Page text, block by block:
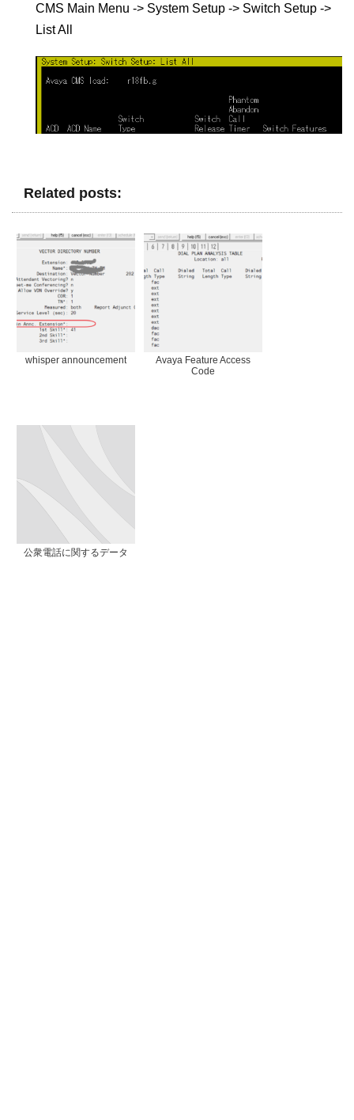
CMS Main Menu -> System Setup -> Switch Setup ->
List All
Related posts:
whisper announcement
Avaya Feature Access
Code
公衆電話に関するデータ